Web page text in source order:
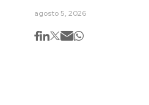
agosto 5, 2026